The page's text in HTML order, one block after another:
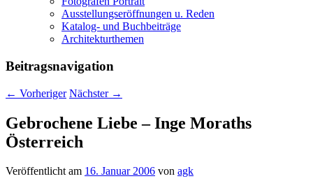
Ausstellungseröffnungen u. Reden
Katalog- und Buchbeiträge
Architekturthemen
Beitragsnavigation
← Vorheriger Nächster →
Gebrochene Liebe – Inge Moraths
Österreich
Veröffentlicht am 16. Januar 2006 von agk